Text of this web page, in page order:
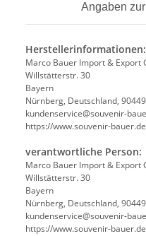
Angaben
Herstellerinformationen:
Marco Bauer Import & Export
Willstätterstr. 30
Bayern
Nürnberg, Deutschland, 90449
kundenservice@souvenir-
https://www.souvenir-bauer.de
verantwortliche Person:
Marco Bauer Import & Export
Willstätterstr. 30
Bayern
Nürnberg, Deutschland, 90449
kundenservice@souvenir-
https://www.souvenir-bauer.de